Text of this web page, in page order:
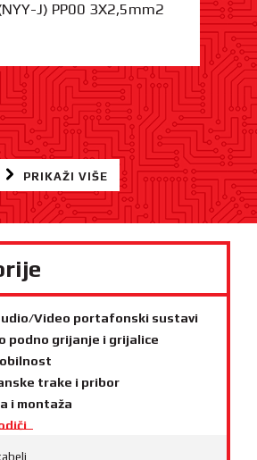
Video portafonski sustavi
podno grijanje i grijalice
trake i pribor
i montaža
J) PP00 3X2,5mm2
PRIKAŽI VIŠE